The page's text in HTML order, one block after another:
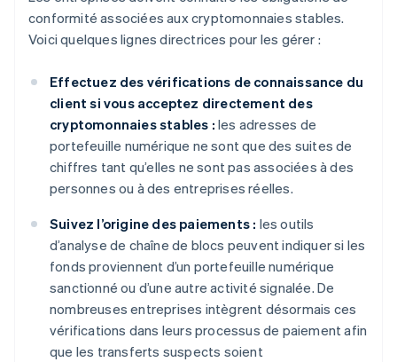
conformité associées aux cryptomonnaies stables.
Voici quelques lignes directrices pour les gérer :
Effectuez des vérifications de connaissance du
client si vous acceptez directement des
cryptomonnaies stables : les adresses de
portefeuille numérique ne sont que des suites de
chiffres tant qu’elles ne sont pas associées à des
personnes ou à des entreprises réelles.
Suivez l’origine des paiements : les outils
d’analyse de chaîne de blocs peuvent indiquer si les
fonds proviennent d’un portefeuille numérique
sanctionné ou d’une autre activité signalée. De
nombreuses entreprises intègrent désormais ces
vérifications dans leurs processus de paiement afin
que les transferts suspects soient